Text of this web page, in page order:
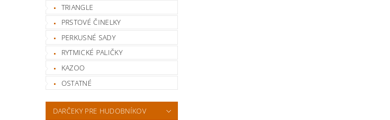
TRIANGLE
PRSTOVÉ ČINELKY
PERKUSNÉ SADY
RYTMICKÉ PALIČKY
KAZOO
OSTATNÉ
DARČEKY PRE HUDOBNÍKOV